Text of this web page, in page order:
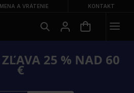
A VRÁTENIE KONTAKT
25 % NAD 60
€